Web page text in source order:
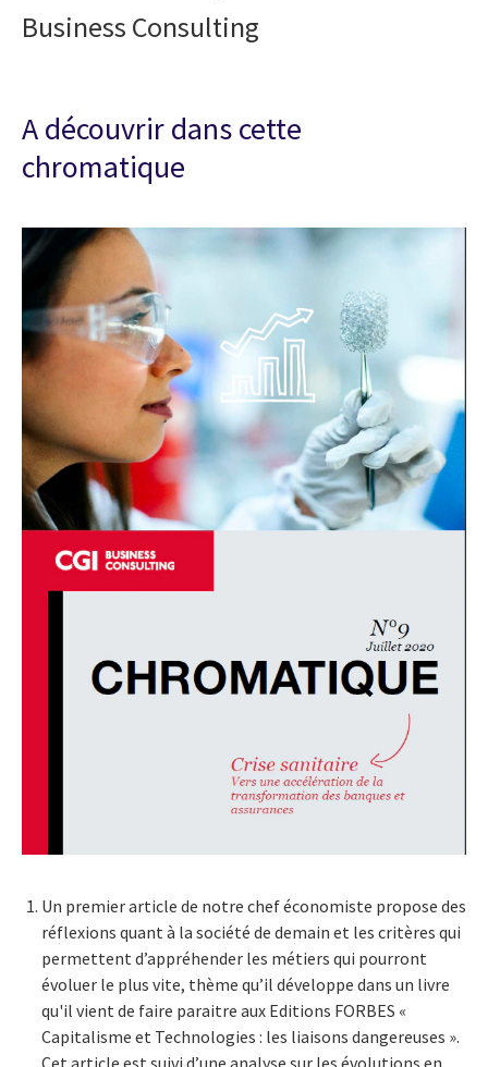
Business Consulting
A découvrir dans cette
chromatique
Un premier article de notre chef économiste propose des
réflexions quant à la société de demain et les critères qui
permettent d’appréhender les métiers qui pourront
évoluer le plus vite, thème qu’il développe dans un livre
qu'il vient de faire paraitre aux Editions FORBES «
Capitalisme et Technologies : les liaisons dangereuses ».
Cet article est suivi d’une analyse sur les évolutions en